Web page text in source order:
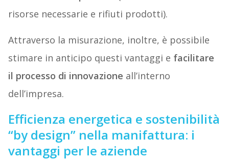
risorse necessarie e rifiuti prodotti).
Attraverso la misurazione, inoltre, è possibile
stimare in anticipo questi vantaggi e facilitare
il processo di innovazione all’interno
dell’impresa.
Efficienza energetica e sostenibilità
“by design” nella manifattura: i
vantaggi per le aziende